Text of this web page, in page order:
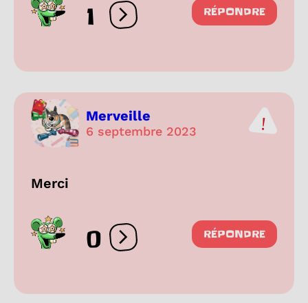
1 Ouvrir les réactions
RÉPONDRE
Merveille
6 septembre 2023
Merci
0 Ouvrir les réactions
RÉPONDRE